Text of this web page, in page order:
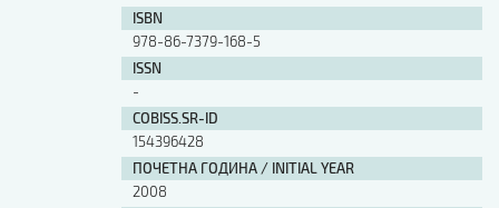
ISBN
978-86-7379-168-5
ISSN
-
COBISS.SR-ID
154396428
ПОЧЕТНА ГОДИНА / INITIAL YEAR
2008